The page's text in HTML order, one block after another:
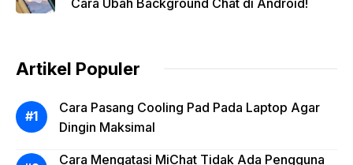
Artikel Populer
Cara Pasang Cooling Pad Pada Laptop Agar
Dingin Maksimal
Cara Mengatasi MiChat Tidak Ada Pengguna